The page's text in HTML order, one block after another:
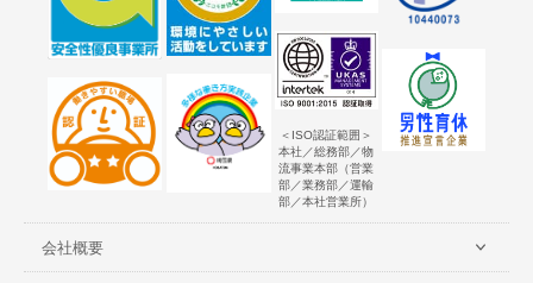
＜ISO認証範囲＞
本社／総務部／物
流事業本部（営業
部／業務部／運輸
部／本社営業所）
会社概要